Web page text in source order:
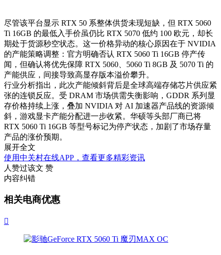
尽管该平台显示 RTX 50 系整体供货未现短缺，但 RTX 5060
Ti 16GB 的最低入手价虽仍比 RTX 5070 低约 100 欧元，却长
期处于货源秒空状态。这一价格异动的核心原因在于 NVIDIA
的产能策略调整：官方明确否认 RTX 5060 Ti 16GB 停产传
闻，但确认将优先保障 RTX 5060、5060 Ti 8GB 及 5070 Ti 的
产能供应，间接导致高显存版本溢价攀升。
行业分析指出，此次产能倾斜背后是全球高端存储芯片供应紧
张的连锁反应。受 DRAM 市场供需失衡影响，GDDR 系列显
存价格持续上涨，叠加 NVIDIA 对 AI 加速器产品线的资源倾
斜，游戏显卡产能分配进一步收紧。华硕等头部厂商已将
RTX 5060 Ti 16GB 等型号标记为停产状态，加剧了市场存量
产品的涨价预期。
展开全文
使用中关村在线APP，查看更多精彩资讯
人赞过该文 赞
内容纠错
相关电商优惠
